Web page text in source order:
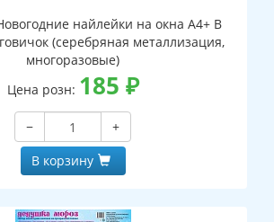
найлейки на окна А4+ В
(серебряная металлизация,
многоразовые)
Цена розн: 185 ₽
−
+
В корзину